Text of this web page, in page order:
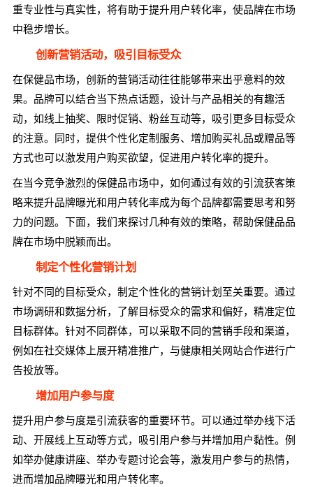
重专业性与真实性，将有助于提升用户转化率，使品牌在市场
中稳步增长。
创新营销活动，吸引目标受众
在保健品市场，创新的营销活动往往能够带来出乎意料的效
果。品牌可以结合当下热点话题，设计与产品相关的有趣活
动，如线上抽奖、限时促销、粉丝互动等，吸引更多目标受众
的注意。同时，提供个性化定制服务、增加购买礼品或赠品等
方式也可以激发用户购买欲望，促进用户转化率的提升。
在当今竞争激烈的保健品市场中，如何通过有效的引流获客策
略来提升品牌曝光和用户转化率成为每个品牌都需要思考和努
力的问题。下面，我们来探讨几种有效的策略，帮助保健品品
牌在市场中脱颖而出。
制定个性化营销计划
针对不同的目标受众，制定个性化的营销计划至关重要。通过
市场调研和数据分析，了解目标受众的需求和偏好，精准定位
目标群体。针对不同群体，可以采取不同的营销手段和渠道，
例如在社交媒体上展开精准推广，与健康相关网站合作进行广
告投放等。
增加用户参与度
提升用户参与度是引流获客的重要环节。可以通过举办线下活
动、开展线上互动等方式，吸引用户参与并增加用户黏性。例
如举办健康讲座、举办专题讨论会等，激发用户参与的热情，
进而增加品牌曝光和用户转化率。